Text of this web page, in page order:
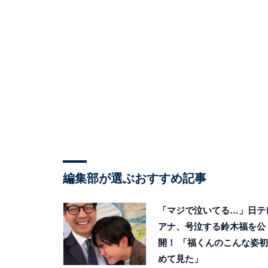
編集部が選ぶおすすめ記事
「マジで泣いてる…」日テ
アナ、号泣する鈴木福を公
開！ 「福くんのこんな姿初
めて見た」